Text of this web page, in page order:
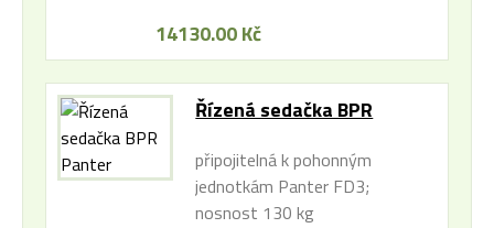
průjezdná šířka 955mm
14130.00 Kč
Řízená sedačka BPR
připojitelná k pohonným
jednotkám Panter FD3;
nosnost 130 kg